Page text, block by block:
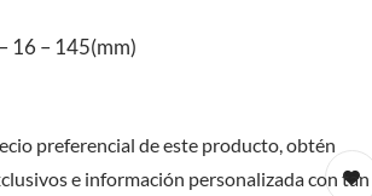
16 – 145(mm)
preferencial de este producto, obtén
e información personalizada con tan